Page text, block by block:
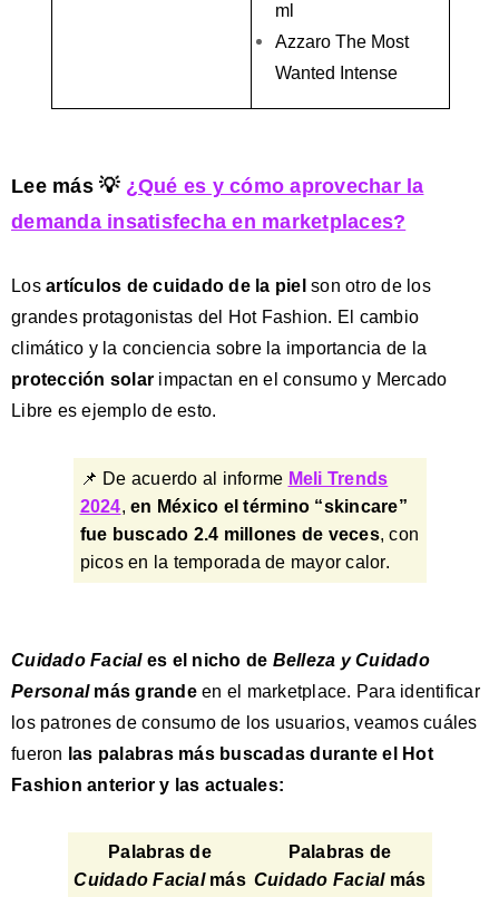
ml
Azzaro The Most
Wanted Intense
Lee más 💡 ¿Qué es y cómo aprovechar la
demanda insatisfecha en marketplaces?
Losartículos de cuidado de la piel son otro de los
grandes protagonistas del Hot Fashion. El cambio
climático y la conciencia sobre la importancia de la
protección solar impactan en el consumo y Mercado
Libre es ejemplo de esto.
📌 De acuerdo al informe Meli Trends
2024, en México el término “skincare”
fue buscado 2.4 millones de veces, con
picos en la temporada de mayor calor.
Cuidado Facial es el nicho de Belleza y Cuidado
Personalmás grandeen el marketplace. Para identificar
los patrones de consumo de los usuarios, veamos cuáles
fueron las palabras más buscadas durante el Hot
Fashion anterior y las actuales:
Palabras de
Cuidado Facialmás
Palabras de
Cuidado Facialmás